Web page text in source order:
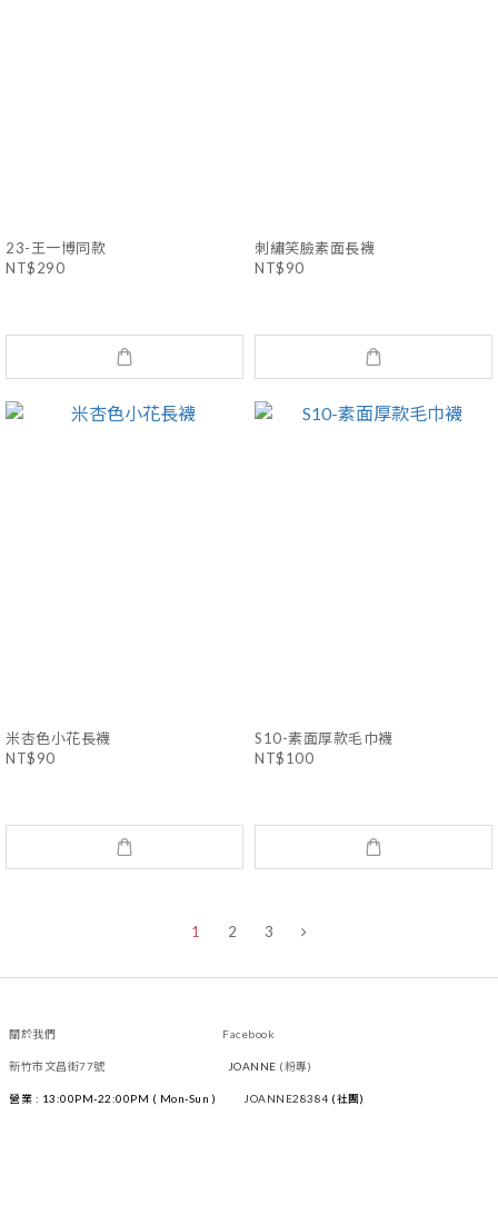
23-王一博同款
NT$290
刺繡笑臉素面長襪
NT$90
米杏色小花長襪
NT$90
S10-素面厚款毛巾襪
NT$100
1 2 3
關於我們 Facebook
新竹市文昌街77號 JOANNE (粉專)
營業 : 13:00PM-22:00PM ( Mon-Sun ) JOANNE28384 (社團)